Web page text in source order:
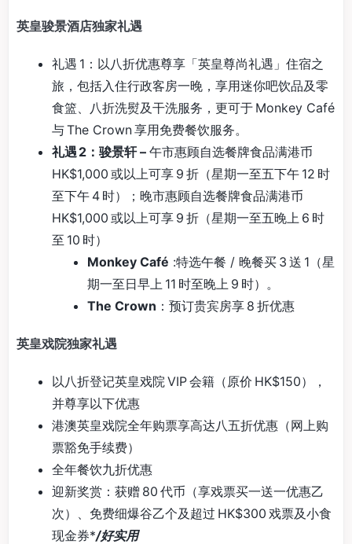
英皇骏景酒店独家礼遇
礼遇 1：以八折优惠尊享「英皇尊尚礼遇」住宿之
旅，包括入住行政客房一晚，享用迷你吧饮品及零
食篮、八折洗熨及干洗服务，更可于 Monkey Café
与 The Crown 享用免费餐饮服务。
礼遇 2：骏景轩 – 午市惠顾自选餐牌食品满港币
HK$1,000 或以上可享 9 折（星期一至五下午 12 时
至下午 4 时）；晚市惠顾自选餐牌食品满港币
HK$1,000 或以上可享 9 折（星期一至五晚上 6 时
至 10 时）
Monkey Café :特选午餐 / 晚餐买 3 送 1（星
期一至日早上 11 时至晚上 9 时）。
The Crown ：预订贵宾房享 8 折优惠
英皇戏院独家礼遇
以八折登记英皇戏院 VIP 会籍（原价 HK$150），
并尊享以下优惠
港澳英皇戏院全年购票享高达八五折优惠（网上购
票豁免手续费）
全年餐饮九折优惠
迎新奖赏：获赠 80 代币（享戏票买一送一优惠乙
次）、免费细爆谷乙个及超过 HK$300 戏票及小食
现金券*/好实用